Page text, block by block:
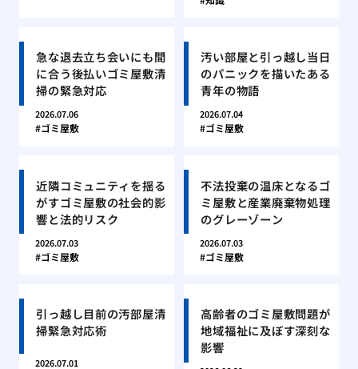
急な退去立ち会いにも間
に合う後払いゴミ屋敷清
掃の緊急対応
2026.07.06
ゴミ屋敷
汚い部屋と引っ越し当日
のパニックを描いたある
青年の物語
2026.07.04
ゴミ屋敷
近隣コミュニティを揺る
がすゴミ屋敷の社会的影
響と法的リスク
2026.07.03
ゴミ屋敷
不法投棄の温床となるゴ
ミ屋敷と産業廃棄物処理
のグレーゾーン
2026.07.03
ゴミ屋敷
引っ越し目前の汚部屋清
掃緊急対応術
2026.07.01
高齢者のゴミ屋敷問題が
地域福祉に及ぼす深刻な
影響